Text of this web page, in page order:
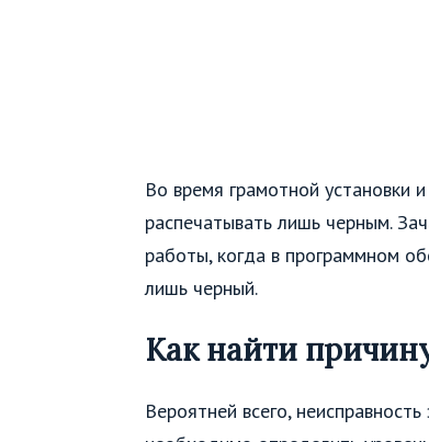
Во время грамотной установки
распечатывать лишь черным.
работы, когда в программном
лишь черный.
Как найти
Вероятней всего,